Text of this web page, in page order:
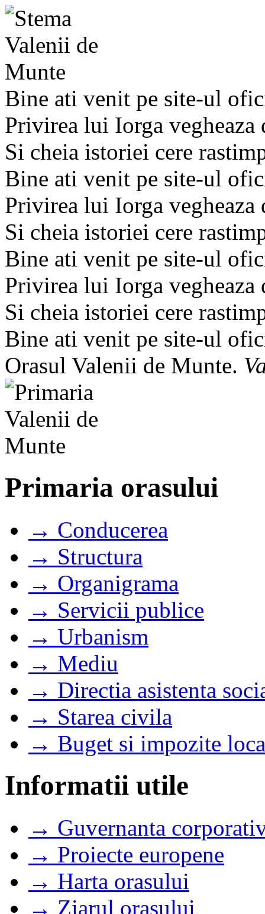
Bine ati venit pe site-ul
Privirea lui Iorga
Si cheia istoriei cere
Bine ati venit pe site-ul
Privirea lui Iorga
Si cheia istoriei cere
Bine ati venit pe site-ul
Privirea lui Iorga
Si cheia istoriei cere
Bine ati venit pe site-ul
Orasul Valenii de Munte.
Primaria orasului
→ Conducerea
→ Structura
→ Organigrama
→ Servicii publice
→ Urbanism
→ Mediu
→ Directia asistenta
→ Starea civila
→ Buget si impozite
Informatii utile
→ Guvernanta
→ Proiecte europene
→ Harta orasului
→ Ziarul orasului